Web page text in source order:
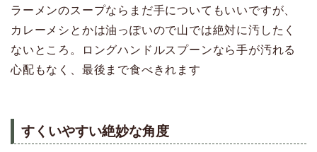
ラーメンのスープならまだ手についてもいいですが、
カレーメシとかは油っぽいので山では絶対に汚したく
ないところ。ロングハンドルスプーンなら手が汚れる
心配もなく、最後まで食べきれます
すくいやすい絶妙な角度